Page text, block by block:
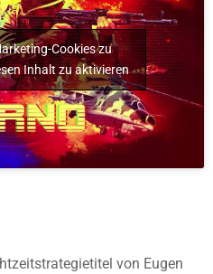
Cookies zu
Inhalt zu aktivieren
von Eugen